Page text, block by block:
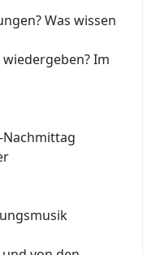
Was wissen
wiedergeben? Im